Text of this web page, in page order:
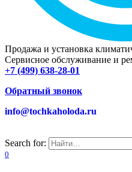
Продажа и установка
Сервисное обслуживание и
+7 (499) 638-28-01
Обратный звонок
info@tochkaholoda.ru
Search for:
0